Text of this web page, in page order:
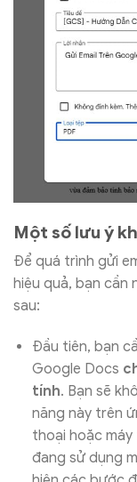
Một số lưu ý
Để quá trình gửi
hiệu quả, bạn cần
sau:
Đầu tiên, bạn
Google Docs
tính. Bạn sẽ
năng này trên
thoại hoặc máy
đang sử dụng